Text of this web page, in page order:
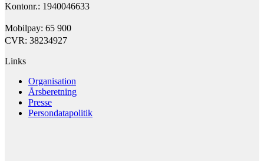
Kontonr.: 1940046633
Mobilpay: 65 900
CVR: 38234927
Links
Organisation
Årsberetning
Presse
Persondatapolitik